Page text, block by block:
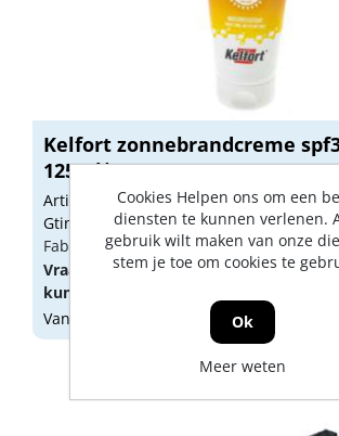
Kelfort zonnebrandcreme
125ml*NML
Artikelnummer: 1515558
Gtin: 8714678207891
Fabrikant artikel nummer: 1515558
Vraag eenaccountaan oflog in om
kunnen zien.
Vandaag besteld, morgen geleverd
Cookies Helpen ons om een
diensten te kunnen verlenen.
gebruik wilt maken van onze
stem je toe om cookies te
Ok
Meer weten